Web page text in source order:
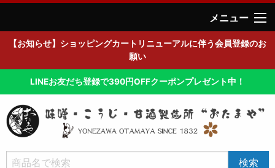
メニュー
【お知らせ】ショッピングカートリニューアルに伴う会員登録のお
願い
LINEお友だち登録で390円OFFクーポンプレゼント中！